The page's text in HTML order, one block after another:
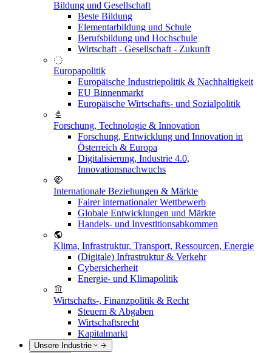
Bildung und Gesellschaft
Beste Bildung
Elementarbildung und Schule
Berufsbildung und Hochschule
Wirtschaft - Gesellschaft - Zukunft
Europapolitik
Europäische Industriepolitik & Nachhaltigkeit
EU Binnenmarkt
Europäische Wirtschafts- und Sozialpolitik
Forschung, Technologie & Innovation
Forschung, Entwicklung und Innovation in
Österreich & Europa
Digitalisierung, Industrie 4.0,
Innovationsnachwuchs
Internationale Beziehungen & Märkte
Fairer internationaler Wettbewerb
Globale Entwicklungen und Märkte
Handels- und Investitionsabkommen
Klima, Infrastruktur, Transport, Ressourcen, Energie
(Digitale) Infrastruktur & Verkehr
Cybersicherheit
Energie- und Klimapolitik
Wirtschafts-, Finanzpolitik & Recht
Steuern & Abgaben
Wirtschaftsrecht
Kapitalmarkt
Unsere Industrie